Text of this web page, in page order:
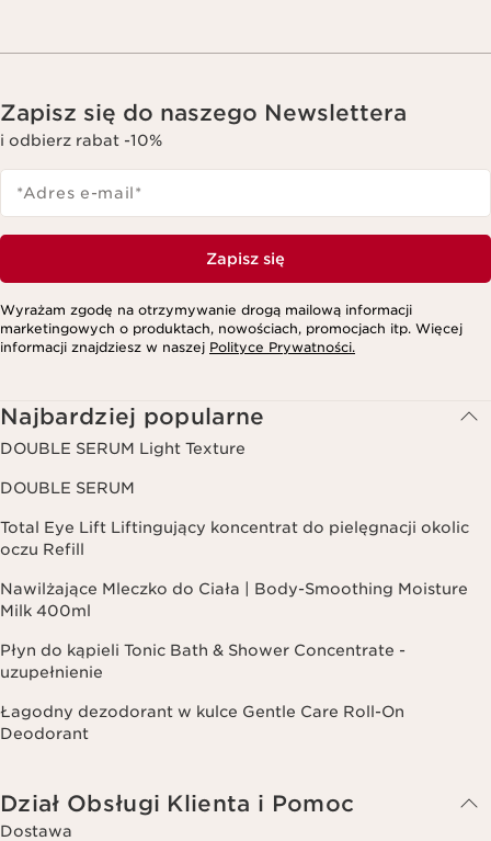
Zapisz się do naszego Newslettera
i odbierz rabat -10%
*Adres e-mail*
Zapisz się
Wyrażam zgodę na otrzymywanie drogą mailową informacji
marketingowych o produktach, nowościach, promocjach itp. Więcej
informacji znajdziesz w naszej Polityce Prywatności.
Najbardziej popularne
DOUBLE SERUM Light Texture
DOUBLE SERUM
Total Eye Lift Liftingujący koncentrat do pielęgnacji okolic
oczu Refill
Nawilżające Mleczko do Ciała | Body-Smoothing Moisture
Milk 400ml
Płyn do kąpieli Tonic Bath & Shower Concentrate -
uzupełnienie
Łagodny dezodorant w kulce Gentle Care Roll-On
Deodorant
Dział Obsługi Klienta i Pomoc
Dostawa